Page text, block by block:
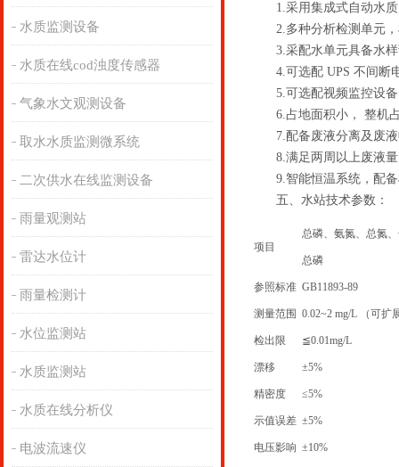
水质监测设备
水质在线cod浊度传感器
气象水文观测设备
取水水质监测微系统
二次供水在线监测设备
雨量观测站
雷达水位计
雨量检测计
水位监测站
水质监测站
水质在线分析仪
电波流速仪
1.采用集成式自动水质
2.多种分析检测单元，
3.采配水单元具备水样
4.可选配 UPS 不间断电
5.可选配视频监控设备
6.占地面积小， 整机占
7.配备废液分离及废液
8.满足两周以上废液量
9.智能恒温系统，配备
五、水站技术参数：
项目
总磷、氨氮、总氮
总磷
参照标准 GB11893-89
测量范围 0.02~2 mg/L （可扩
检出限 ≦0.01mg/L
漂移 ±5%
精密度 ≤5%
示值误差 ±5%
电压影响 ±10%